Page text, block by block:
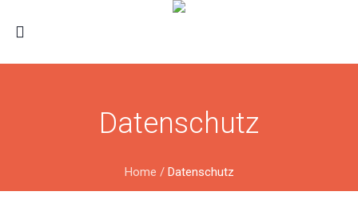
Datenschutz
Home / Datenschutz